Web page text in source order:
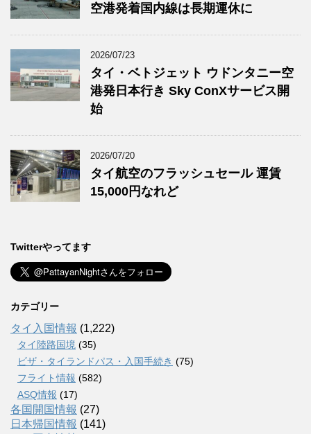
空港発着国内線は長期運休に
2026/07/23
タイ・ベトジェット ウドンタニー空
港発日本行き Sky ConXサービス開
始
2026/07/20
タイ航空のフラッシュセール 運賃
15,000円なれど
Twitterやってます
カテゴリー
タイ入国情報 (1,222)
タイ陸路国境 (35)
ビザ・タイランドパス・入国手続き (75)
フライト情報 (582)
ASQ情報 (17)
各国開国情報 (27)
日本帰国情報 (141)